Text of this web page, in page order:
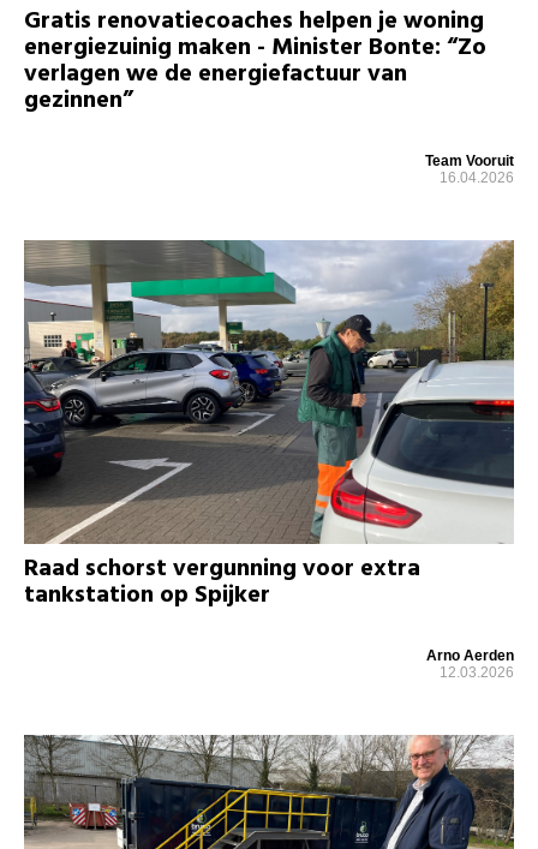
Gratis renovatiecoaches helpen je woning
energiezuinig maken - Minister Bonte: “Zo
verlagen we de energiefactuur van
gezinnen”
Team Vooruit
16.04.2026
Raad schorst vergunning voor extra
tankstation op Spijker
Arno Aerden
12.03.2026